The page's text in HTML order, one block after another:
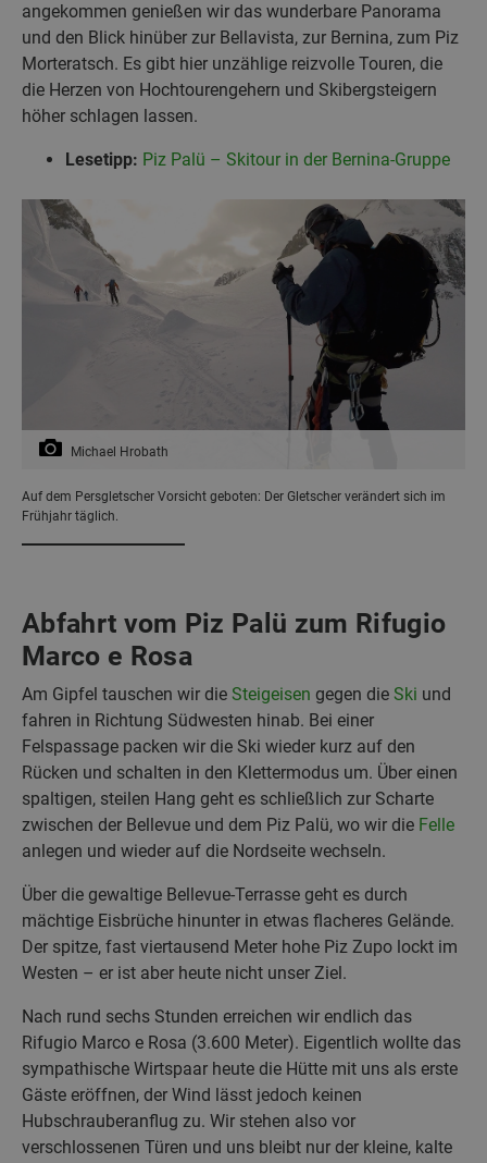
angekommen genießen wir das wunderbare Panorama
und den Blick hinüber zur Bellavista, zur Bernina, zum Piz
Morteratsch. Es gibt hier unzählige reizvolle Touren, die
die Herzen von Hochtourengehern und Skibergsteigern
höher schlagen lassen.
Lesetipp: Piz Palü – Skitour in der Bernina-Gruppe
Michael Hrobath
Auf dem Persgletscher Vorsicht geboten: Der Gletscher verändert sich im
Frühjahr täglich.
Abfahrt vom Piz Palü zum Rifugio
Marco e Rosa
Am Gipfel tauschen wir die Steigeisen gegen die Ski und
fahren in Richtung Südwesten hinab. Bei einer
Felspassage packen wir die Ski wieder kurz auf den
Rücken und schalten in den Klettermodus um. Über einen
spaltigen, steilen Hang geht es schließlich zur Scharte
zwischen der Bellevue und dem Piz Palü, wo wir die Felle
anlegen und wieder auf die Nordseite wechseln.
Über die gewaltige Bellevue-Terrasse geht es durch
mächtige Eisbrüche hinunter in etwas flacheres Gelände.
Der spitze, fast viertausend Meter hohe Piz Zupo lockt im
Westen – er ist aber heute nicht unser Ziel.
Nach rund sechs Stunden erreichen wir endlich das
Rifugio Marco e Rosa (3.600 Meter). Eigentlich wollte das
sympathische Wirtspaar heute die Hütte mit uns als erste
Gäste eröffnen, der Wind lässt jedoch keinen
Hubschrauberanflug zu. Wir stehen also vor
verschlossenen Türen und uns bleibt nur der kleine, kalte